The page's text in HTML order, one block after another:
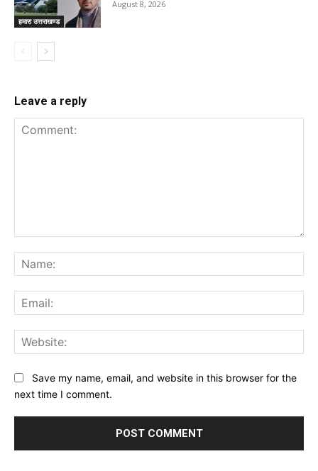
हमारा उत्तराखण्ड
August 8, 2026
Leave a reply
Save my name, email, and website in this browser for the
next time I comment.